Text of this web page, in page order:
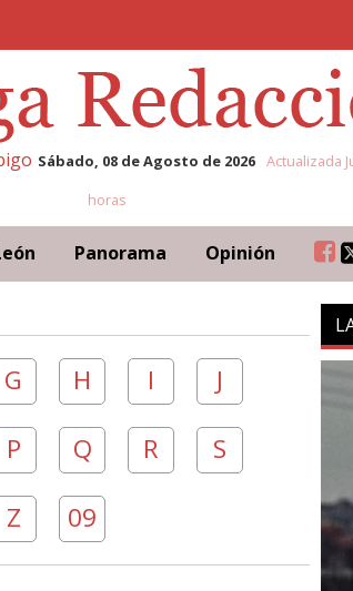
Sábado, 08 de Agosto de 2026 Actualizada
horas
Panorama Opinión
G H I
J
P Q R
S
Z 09